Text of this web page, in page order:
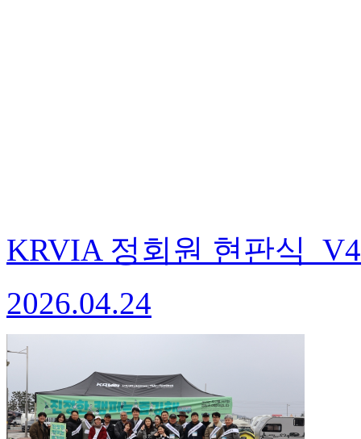
KRVIA 정회원 현판식_V4
2026.04.24